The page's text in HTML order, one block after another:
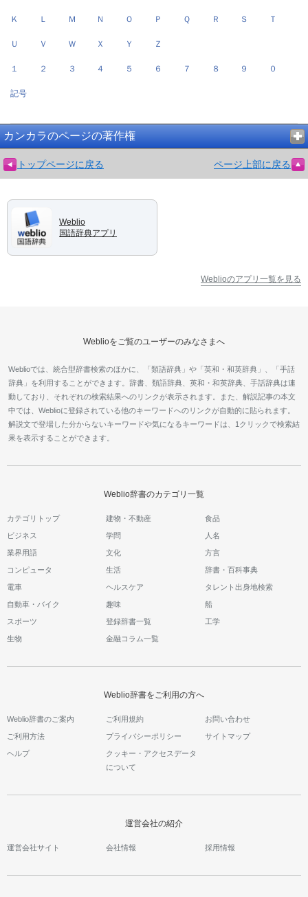
Ｋ Ｌ Ｍ Ｎ Ｏ Ｐ Ｑ Ｒ Ｓ Ｔ
Ｕ Ｖ Ｗ Ｘ Ｙ Ｚ
１ ２ ３ ４ ５ ６ ７ ８ ９ ０
記号
カンカラのページの著作権
トップページに戻る ページ上部に戻る
Weblio
国語辞典アプリ
Weblioのアプリ一覧を見る
Weblioをご覧のユーザーのみなさまへ
Weblioでは、統合型辞書検索のほかに、「類語辞典」や「英和・和英辞典」、「手話
辞典」を利用することができます。辞書、類語辞典、英和・和英辞典、手話辞典は連
動しており、それぞれの検索結果へのリンクが表示されます。また、解説記事の本文
中では、Weblioに登録されている他のキーワードへのリンクが自動的に貼られます。
解説文で登場した分からないキーワードや気になるキーワードは、1クリックで検索結
果を表示することができます。
Weblio辞書のカテゴリ一覧
カテゴリトップ 建物・不動産 食品
ビジネス 学問 人名
業界用語 文化 方言
コンピュータ 生活 辞書・百科事典
電車 ヘルスケア タレント出身地検索
自動車・バイク 趣味 船
スポーツ 登録辞書一覧 工学
生物 金融コラム一覧
Weblio辞書をご利用の方へ
Weblio辞書のご案内 ご利用規約 お問い合わせ
ご利用方法 プライバシーポリシー サイトマップ
ヘルプ
クッキー・アクセスデータ
について
運営会社の紹介
運営会社サイト 会社情報 採用情報